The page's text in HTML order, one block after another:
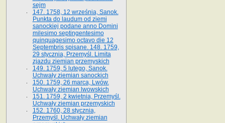
sejm
147. 1758, 12 września, Sanok.
Punkta do laudum od ziemi
sanockiej podane anno Domini
milesimo septingentesimo
quinquagesimo octavo die 12
Septembris spisane. 148. 1759,
29 stycznia, Przemyśl. Limita
zjazdu ziemian przemyskich
149. 1759, 5 lutego, Sanok.
Uchwały ziemian sanockich
150. 1759, 26 marca, Lwów.
Uchwały ziemian lwowskich
151. 1759, 2 kwietnia, Przemyśl.
Uchwały ziemian przemyskich
152. 1760, 28 stycznia,
Przemyśl. Uchwały ziemian